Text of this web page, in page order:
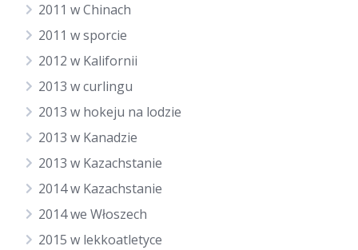
2011 w Chinach
2011 w sporcie
2012 w Kalifornii
2013 w curlingu
2013 w hokeju na lodzie
2013 w Kanadzie
2013 w Kazachstanie
2014 w Kazachstanie
2014 we Włoszech
2015 w lekkoatletyce